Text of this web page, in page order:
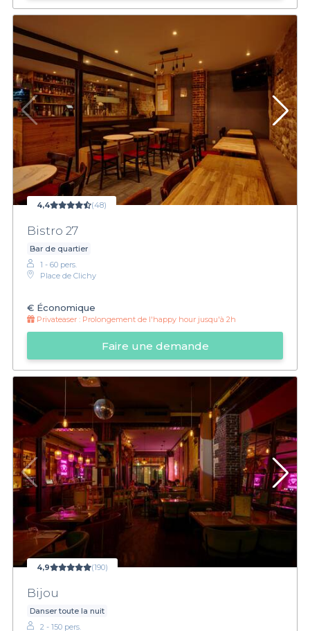
4,4 (48)
Bistro 27
Bar de quartier
1 - 60 pers.
Place de Clichy
€ Économique
Privateaser : Prolongement de l'happy hour jusqu'à 2h
Faire une demande
4,9 (190)
Bijou
Danser toute la nuit
2 - 150 pers.